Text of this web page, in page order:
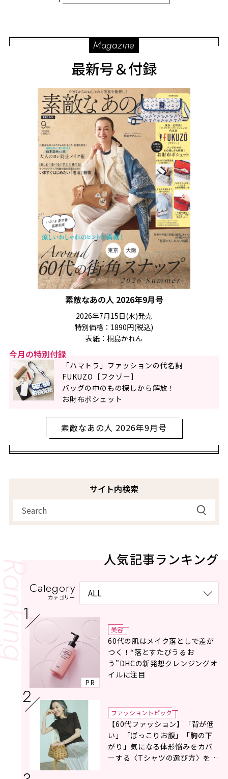
Magazine
最新号＆付録
素敵なあの人 2026年9月号
2026年7月15日(水)発売
特別価格：1890円(税込)
表紙：桐島かれん
今月の特別付録
「ハマトラ」ファッションの代名詞
FUKUZO［フクゾー］
バッグの中のもの探しから解放！
お財布ポシェット
素敵なあの人 2026年9月号
サイト内検索
人気記事ランキング
Category
カテゴリー
PR
美容
60代の肌はメイク落としで差が
つく！“落とすたびうるお
う”DHCの新発想クレンジングオ
イルに注目
ファッショントピック
【60代ファッション】「背が低
い」「ぽっこりお腹」「胸の下
がり」気になる体形悩みをカバ
ーする〈Tシャツの選び方〉をス